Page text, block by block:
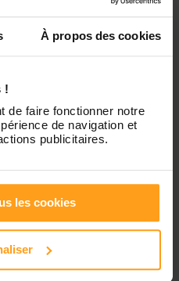
À propos des cookies
!
de faire fonctionner notre
de navigation et
publicitaires.
les cookies
de 00:00 à 00:00
Ménage